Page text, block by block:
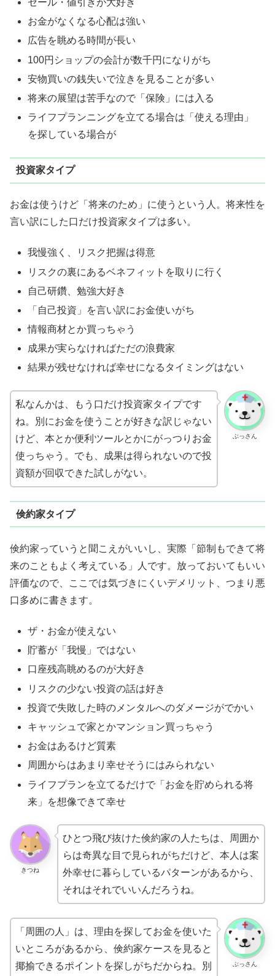
セール・値引きが大好き
お金がなくなる心配は強い
広告を眺める時間が長い
100円ショップの会計が数千円になりがち
安物買いの銭失いで泣きを見ることが多い
将来の展望は苦手なので「保険」には入る
ライフプランニングを立てる場合は「使える理由」
を探している場合が
投資家タイプ
お金は使うけど「将来のため」に使うという人。将来性を
言い訳にした口だけ投資家タイプは多い。
我慢強く、リスク把握は得意
リスクの裏にあるベネフィットを取りに行く
自己研鑽、勉強大好き
「自己投資」を言い訳にお金使いがち
情報商材とか買っちゃう
成果が実らなければただの浪費家
結果が残せなければ幸せになるタイミングはない
ぶっさん
私なんかは、もう口だけ投資家タイプです
ね。別にお金を使うことが好きな訳じゃない
けど、本とか便利ツールとかにがっつりお金
使っちゃう。でも、成果は得られないので投
資額が回収できた試しがない。
倹約家タイプ
倹約家っていうと聞こえがいいし、実際「節制もできて将
来のこともよく考えている」人です。放っておいてもいい
評価なので、ここでは気づきにくいデメリット、つまり悪
口多めに書きます。
ザ・お金が使えない
貯蓄が「我慢」ではない
口座残高眺めるのが大好き
リスクの少ない投資の話は好き
投資で失敗した時のメンタルへのダメージがでかい
キャッシュで家とかマンション買っちゃう
お金はあるけど質素
周囲からはあまり幸せそうにはみられない
ライフプランを立てるだけで「お金を貯められる将
来」を想像できて幸せ
きつね
ひとつ飛び抜けた倹約家の人たちは、周囲か
らは奇異な目で見られがちだけど、本人は案
外幸せに暮らしているパターンがあるから、
それはそれでいいんだろうね。
ぶっさん
「周囲の人」は、理由を探してお金を使いた
いところがあるから、倹約家ケースを見ると
揶揄できるポイントを探しがちだからね。別